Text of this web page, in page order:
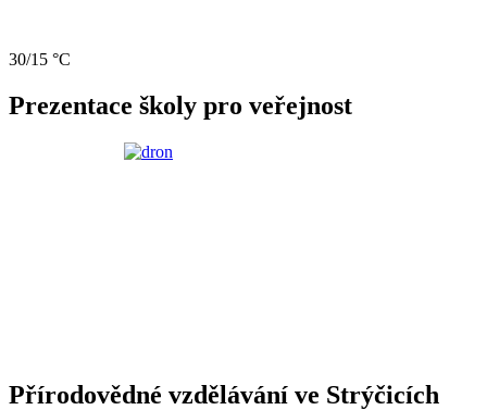
30/15 °C
Prezentace školy pro veřejnost
Přírodovědné vzdělávání ve Strýčicích